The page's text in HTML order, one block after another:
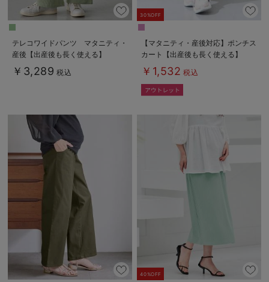
テレコワイドパンツ マタニティ・
産後【出産後も長く使える】
Rosemadame（ローズマダム）
￥3,289 税込
30%OFF
【マタニティ・産後対応】ポンチス
カート【出産後も長く使える】
￥1,532 税込
40%OFF